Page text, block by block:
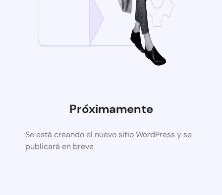
Próximamente
Se está creando el nuevo sitio WordPress y se
publicará en breve